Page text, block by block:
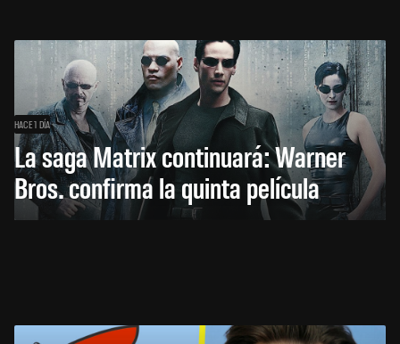
HACE 1 DÍA
La saga Matrix continuará: Warner
Bros. confirma la quinta película